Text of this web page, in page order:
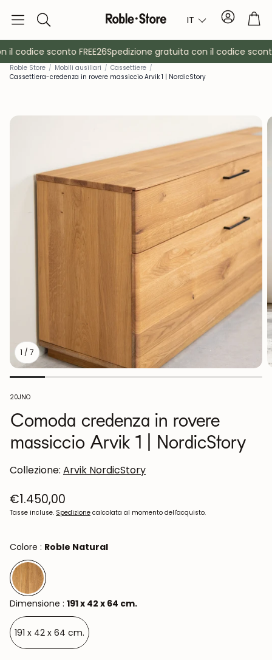
Ricerca IT Conto
Credenze Console
Appendiabiti Mobili
sconto FREE26Spedizione gratuita con il codice sconto
Roble Store / Mobili ausiliari / Cassettiere /
Cassettiera-credenza in rovere massiccio Arvik 1 | NordicStory
1 / 7
Codice
20JNO
Comoda credenza in rovere
massiccio Arvik 1 | NordicStory
Collezione: Arvik NordicStory
Prezzo
normale
€1.450,00
Tasse incluse. Spedizione calcolata al momento dell'acquisto.
Colore : Roble Natural
Dimensione : 191 x 42 x 64 cm.
191 x 42 x 64 cm.